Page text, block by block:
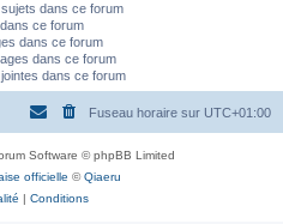
dans ce forum
ce forum
dans ce forum
dans ce forum
dans ce forum
Fuseau horaire sur UTC+01:00
Software © phpBB Limited
officielle ©Qiaeru
| Conditions